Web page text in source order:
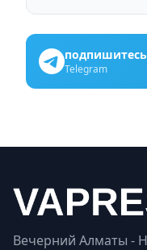
подпишитесь
Telegram
Вечерний Алматы -